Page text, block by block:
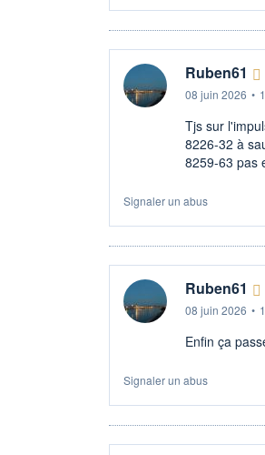
Ruben61
08 juin 2026 •
Tjs sur
8226-32 à
8259-63 pas
Signaler un abus
Ruben61
08 juin 2026 •
Enfin ça
Signaler un abus